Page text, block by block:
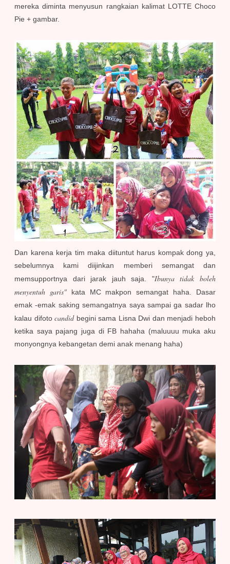
mereka diminta menyusun rangkaian kalimat LOTTE Choco
Pie + gambar.
Dan karena kerja tim maka diituntut harus kompak dong ya,
sebelumnya kami diijinkan memberi semangat dan
memsupportnya dari jarak jauh saja. "Ibunya tidak boleh
menyentuh garis"kata MC makpon semangat haha. Dasar
emak -emak saking semangatnya saya sampai ga sadar lho
kalau difotocandidbegini sama Lisna Dwi dan menjadi heboh
ketika saya pajang juga di FB hahaha (maluuuu muka aku
monyongnya kebangetan demi anak menang haha)